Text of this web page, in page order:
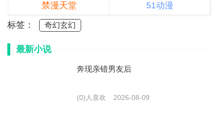
禁漫天堂
51动漫
标签：
奇幻玄幻
最新小说
奔现亲错男友后
(0)人喜欢 2026-08-09